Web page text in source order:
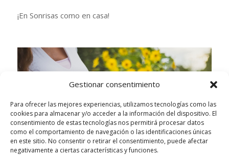
Gestionar consentimiento
Para ofrecer las mejores experiencias, utilizamos tecnologías como las
cookies para almacenar y/o acceder a la información del dispositivo. El
consentimiento de estas tecnologías nos permitirá procesar datos
como el comportamiento de navegación o las identificaciones únicas
en este sitio. No consentir o retirar el consentimiento, puede afectar
negativamente a ciertas características y funciones.
¡En Sonrisas como en casa!